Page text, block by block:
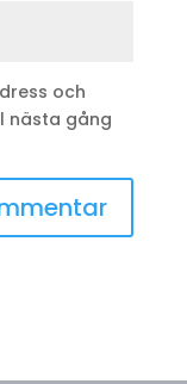
och
nästa gång